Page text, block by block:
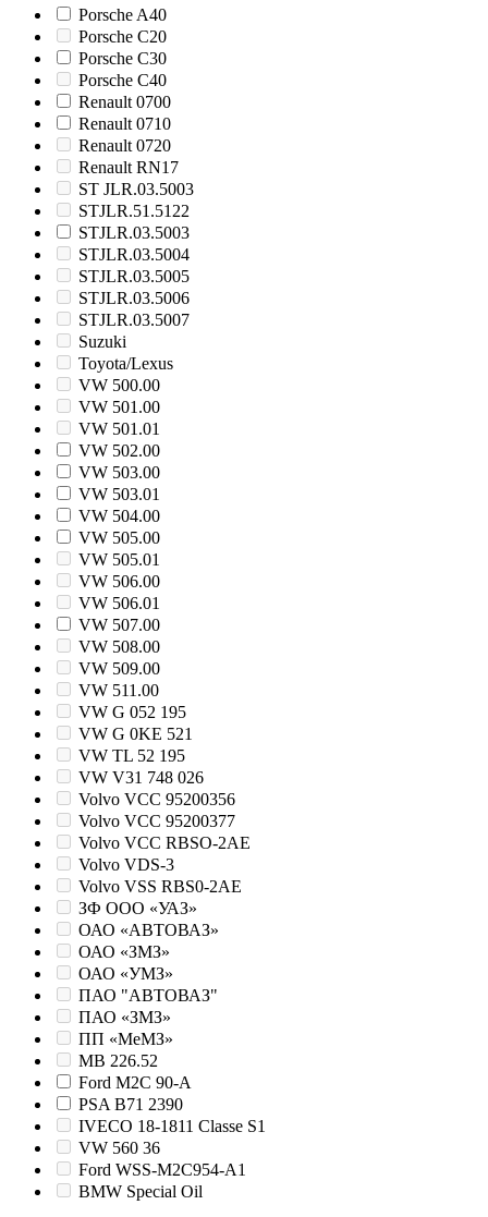
Porsche A40
Porsche C20
Porsche C30
Porsche C40
Renault 0700
Renault 0710
Renault 0720
Renault RN17
ST JLR.03.5003
STJLR.51.5122
STJLR.03.5003
STJLR.03.5004
STJLR.03.5005
STJLR.03.5006
STJLR.03.5007
Suzuki
Toyota/Lexus
VW 500.00
VW 501.00
VW 501.01
VW 502.00
VW 503.00
VW 503.01
VW 504.00
VW 505.00
VW 505.01
VW 506.00
VW 506.01
VW 507.00
VW 508.00
VW 509.00
VW 511.00
VW G 052 195
VW G 0KE 521
VW TL 52 195
VW V31 748 026
Volvo VCC 95200356
Volvo VCC 95200377
Volvo VCC RBSO-2AE
Volvo VDS-3
Volvo VSS RBS0-2AE
ЗФ ООО «УАЗ»
ОАО «АВТОВАЗ»
ОАО «ЗМЗ»
ОАО «УМЗ»
ПАО "АВТОВАЗ"
ПАО «ЗМЗ»
ПП «МеМЗ»
MB 226.52
Ford M2C 90-А
PSA B71 2390
IVECO 18-1811 Classe S1
VW 560 36
Ford WSS-M2C954-A1
BMW Special Oil